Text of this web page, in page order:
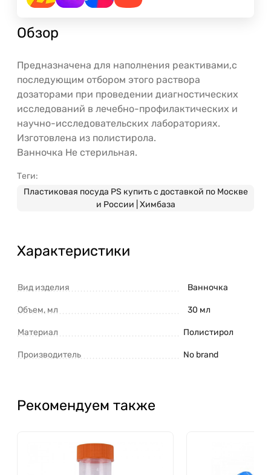
Обзор
Предназначена для наполнения реактивами,с
последующим отбором этого раствора
дозаторами при проведении диагностических
исследований в лечебно-профилактических и
научно-исследовательских лабораториях.
Изготовлена из полистирола.
Ванночка Не стерильная.
Теги:
Пластиковая посуда PS купить с доставкой по Москве
и России | Химбаза
Характеристики
Вид изделия Ванночка
Объем, мл 30 мл
Материал Полистирол
Производитель No brand
Рекомендуем также